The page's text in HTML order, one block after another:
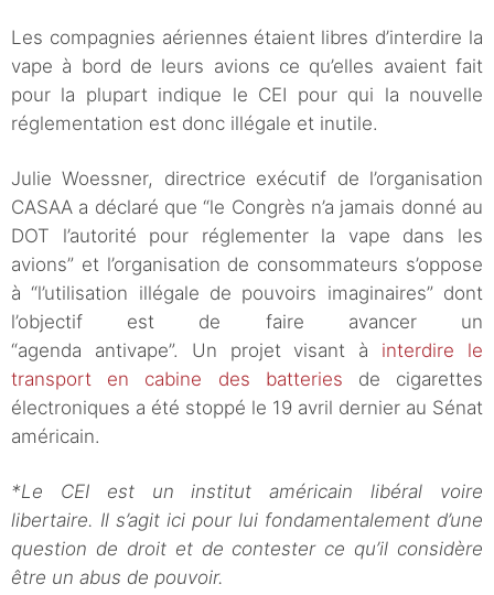
Les compagnies aériennes étaient libres d’interdire la
vape à bord de leurs avions ce qu’elles avaient fait
pour la plupart indique le CEI pour qui la nouvelle
réglementation est donc illégale et inutile.
Julie Woessner, directrice exécutif de l’organisation
CASAA a déclaré que “le Congrès n’a jamais donné au
DOT l’autorité pour réglementer la vape dans les
avions” et l’organisation de consommateurs s’oppose
à “l’utilisation illégale de pouvoirs imaginaires” dont
l’objectif est de faire avancer un
“agenda antivape”. Un projet visant à interdire le
transport en cabine des batteries de cigarettes
électroniques a été stoppé le 19 avril dernier au Sénat
américain.
*Le CEI est un institut américain libéral voire
libertaire. Il s’agit ici pour lui fondamentalement d’une
question de droit et de contester ce qu’il considère
être un abus de pouvoir.